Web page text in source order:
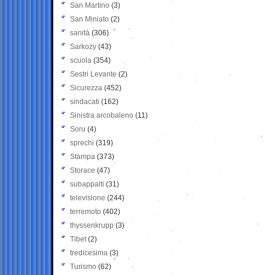
San Martino (3)
San Miniato (2)
sanità (306)
Sarkozy (43)
scuola (354)
Sestri Levante (2)
Sicurezza (452)
sindacati (162)
Sinistra arcobaleno (11)
Soru (4)
sprechi (319)
Stampa (373)
Storace (47)
subappalti (31)
televisione(244)
terremoto (402)
thyssenkrupp (3)
Tibet(2)
tredicesima (3)
Turismo (62)